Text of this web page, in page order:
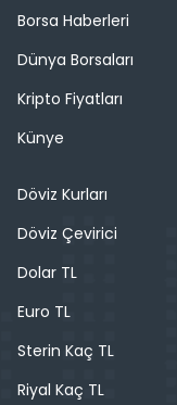
Borsa Haberleri
Dünya Borsaları
Kripto Fiyatları
Künye
Döviz Kurları
Döviz Çevirici
Dolar TL
Euro TL
Sterin Kaç TL
Riyal Kaç TL